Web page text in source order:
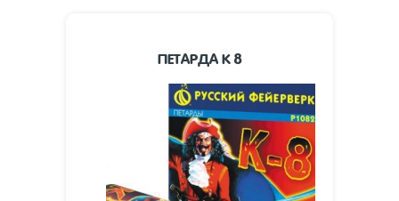
ПЕТАРДА К 8
Размеры изделия, мм:
95 х 33
Размеры упаковки, мм:
95 х 95 х 33
Вес упаковки, кг:
0.05
Цена указана за
фасовку:
Упаковка из 3
петард